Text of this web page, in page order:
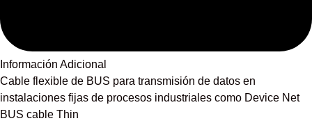
Información Adicional
Cable flexible de BUS para transmisión de datos en
instalaciones fijas de procesos industriales como Device Net
BUS cable Thin